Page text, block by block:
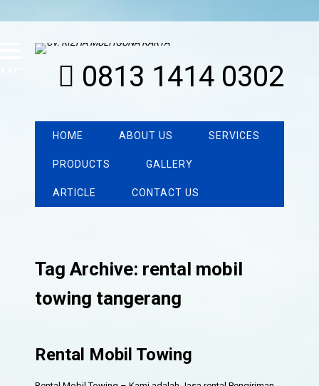
0813 1414 0302
HOME ABOUT US SERVICES
PRODUCTS GALLERY
ARTICLE CONTACT US
Tag Archive: rental mobil
towing tangerang
Rental Mobil Towing